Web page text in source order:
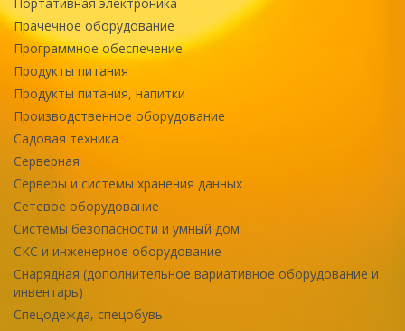
Прачечное оборудование
Программное обеспечение
Продукты питания
Продукты питания, напитки
Производственное оборудование
Садовая техника
Серверная
Серверы и системы хранения данных
Сетевое оборудование
Системы безопасности и умный дом
СКС и инженерное оборудование
Снарядная (дополнительное вариативное оборудование и
инвентарь)
Спецодежда, спецобувь